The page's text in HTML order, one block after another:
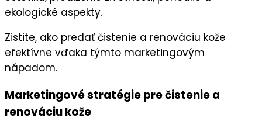
ekologické aspekty.
Zistite, ako predať čistenie a renováciu kože
efektívne vďaka týmto marketingovým
nápadom.
Marketingové stratégie pre čistenie a
renováciu kože